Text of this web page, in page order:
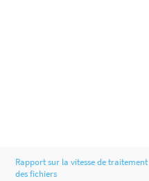
Rapport sur la vitesse de traitement
des fichiers